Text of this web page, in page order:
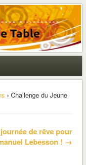
› Challenge du Jeune
de rêve pour
Lebesson ! →